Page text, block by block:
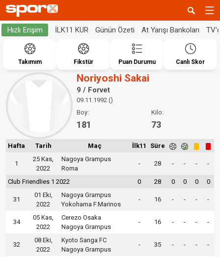
Hızlı Erişim İLK11 KUR Günün Özeti At Yarışı Bankoları
Takımım Fikstür Puan Durumu Canlı Skor
Noriyoshi Sakai
9 / Forvet
09.11.1992 ()
Boy:
181
Kilo:
73
Hafta Tarih Maç İlk11 Süre
1
25 Kas,
2022
Nagoya Grampus
Roma
- 28 - - - -
Club Friendlies 1 2022 0 28 0 0 0 0
31
01 Eki,
2022
Nagoya Grampus
Yokohama F.Marinos
- 16 - - - -
34
05 Kas,
2022
Cerezo Osaka
Nagoya Grampus
- 16 - - - -
32
08 Eki,
2022
Kyoto Sanga FC
Nagoya Grampus
- 35 - - - -